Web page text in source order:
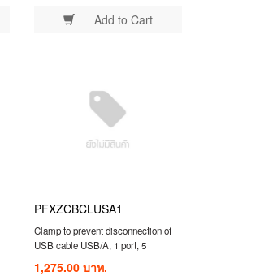
Add to Cart
PFXZCBCLUSA1
Clamp to prevent disconnection of
USB cable USB/A, 1 port, 5
1,275.00 บาท.